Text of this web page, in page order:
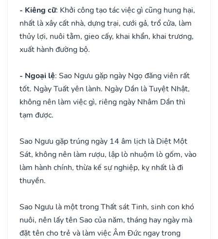
- Kiêng cữ: Khởi công tạo tác việc gì cũng hung hại,
nhất là xây cất nhà, dựng trại, cưới gả, trổ cửa, làm
thủy lợi, nuôi tằm, gieo cấy, khai khẩn, khai trương,
xuất hành đường bộ.
- Ngoại lệ: Sao Ngưu gặp ngày Ngọ đăng viên rất
tốt. Ngày Tuất yên lành. Ngày Dần là Tuyệt Nhật,
không nên làm việc gì, riêng ngày Nhâm Dần thì
tạm được.
Sao Ngưu gặp trúng ngày 14 âm lịch là Diệt Một
Sát, không nên làm rượu, lập lò nhuộm lò gốm, vào
làm hành chính, thừa kế sự nghiệp, kỵ nhất là đi
thuyền.
Sao Ngưu là một trong Thất sát Tinh, sinh con khó
nuôi, nên lấy tên Sao của năm, tháng hay ngày mà
đặt tên cho trẻ và làm việc Âm Đức ngay trong